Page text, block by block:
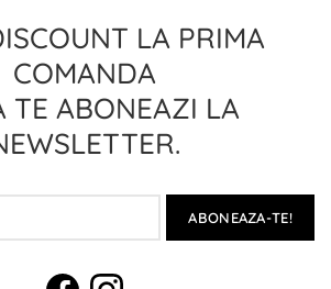
LA PRIMA
COMANDA
TE ABONEAZI LA
ABONEAZA-TE!